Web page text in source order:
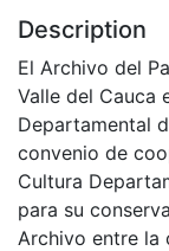
Description
El Archivo del
Valle del Cauca
Departamental
convenio de
Cultura
para su
Archivo entre la